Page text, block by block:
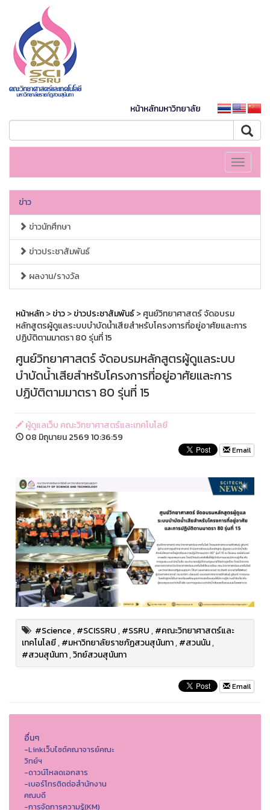
หน้าหลักมหาวิทยาลัย
Toggle
ข่าว
ข่าวนักศึกษา
ข่าวประชาสัมพันธ์
ผลงาน/รางวัล
หน้าหลัก>ข่าว>ข่าวประชาสัมพันธ์> ศูนย์วิทยาศาสตร์ จัดอบรม
หลักสูตรผู้ดูแลระบบบำบัดน้ำเสียสำหรับโครงการที่อยู่อาศัยและการ
ปฏิบัติตามมาตรา 80 รุ่นที่ 15
ศูนย์วิทยาศาสตร์ จัดอบรมหลักสูตรผู้ดูแลระบบ
บำบัดน้ำเสียสำหรับโครงการที่อยู่อาศัยและการ
ปฏิบัติตามมาตรา 80 รุ่นที่ 15
ผู้ดูแลเว็บ คณะวิทยาศาสตร์และเทคโนโลยี
08 มิถุนายน 2569 10:36:59
Email
#Science,#SCISSRU,#SSRU,#คณะวิทยาศาสตร์และ
เทคโนโลยี,#มหาวิทยาลัยราชภัฏสวนสุนันทา,#สวนนัน,
#สวนสุนันทา,วิทย์สวนสุนันทา
Email
อื่นๆ
-Linkเว็บไซต์คณาจารย์คณะ
วิทย์ฯ
-ดาวน์โหลดเอกสาร
-เบอร์โทรติดต่อสำนักงาน
คณบดี
-การจัดการความรู้(KM)